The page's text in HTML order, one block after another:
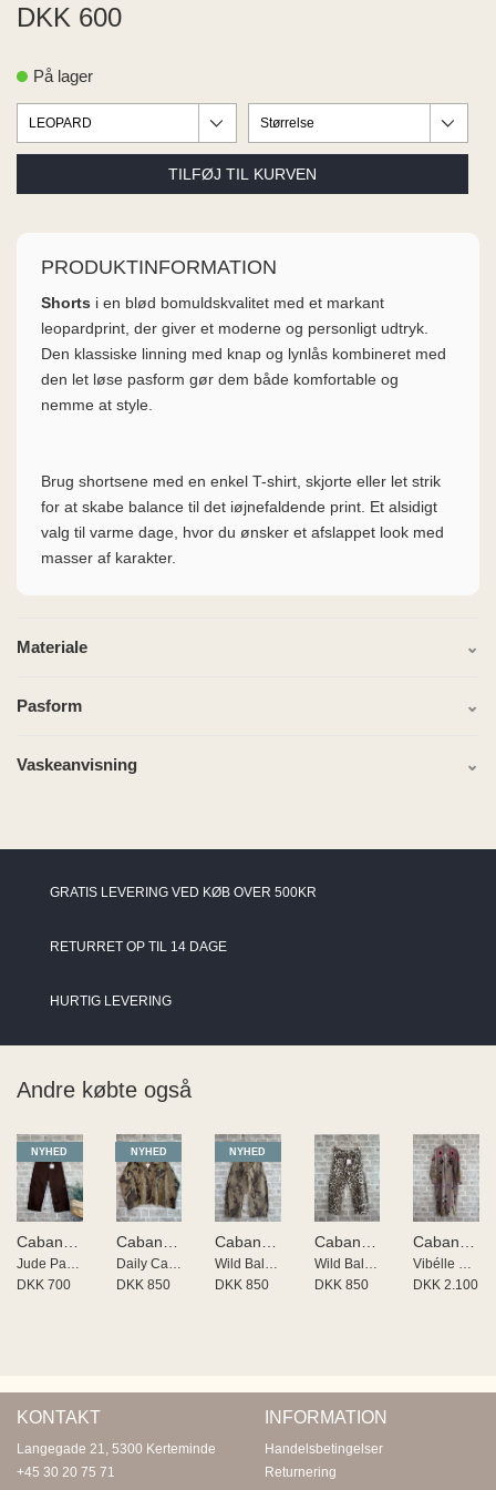
MODA
DKK 600
På lager
PRODUKTINFORMATION
Shorts i en blød bomuldskvalitet med et markant
leopardprint, der giver et moderne og personligt udtryk.
Den klassiske linning med knap og lynlås kombineret med
den let løse pasform gør dem både komfortable og
nemme at style.
Brug shortsene med en enkel T-shirt, skjorte eller let strik
for at skabe balance til det iøjnefaldende print. Et alsidigt
valg til varme dage, hvor du ønsker et afslappet look med
masser af karakter.
Materiale
Pasform
Vaskeanvisning
GRATIS LEVERING VED KØB OVER 500KR
RETURRET OP TIL 14 DAGE
HURTIG LEVERING
Andre købte også
NYHED
Jude Pants
DKK 700
NYHED
Daily Cabana Living
DKK 850
NYHED
Wild Balo buks
DKK 850
Wild Balo buks
DKK 850
Vibélle By Cabana Living
DKK 2.100
KONTAKT
Langegade 21, 5300 Kerteminde
+45 30 20 75 71
INFORMATION
Handelsbetingelser
Returnering